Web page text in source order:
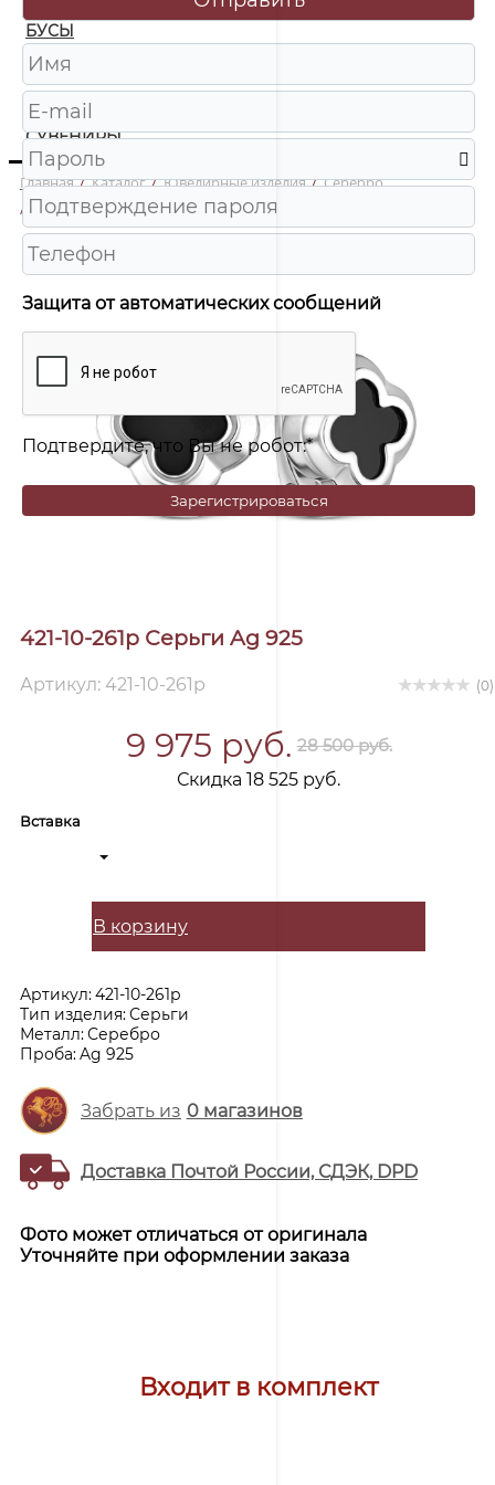
БУСЫ
ЧАСЫ
ШКАТУЛКИ
СУВЕНИРЫ
Главная / Каталог / Ювелирные изделия / Серебро
/
421-10-261р Серьги Ag 925
421-10-261р Серьги Ag 925
Артикул: 421-10-261р (0)
9 975 руб. 28 500 руб.
Скидка 18 525 руб.
Вставка
В корзину
Артикул:421-10-261р
Тип изделия:Серьги
Металл:Серебро
Проба:Ag 925
Забрать из 0магазинов
Доставка Почтой России, СДЭК, DPD
Фото может отличаться от оригинала
Уточняйте при оформлении заказа
Входит в комплект
Защита от автоматических сообщений
Подтвердите, что Вы не робот:*
Зарегистрироваться